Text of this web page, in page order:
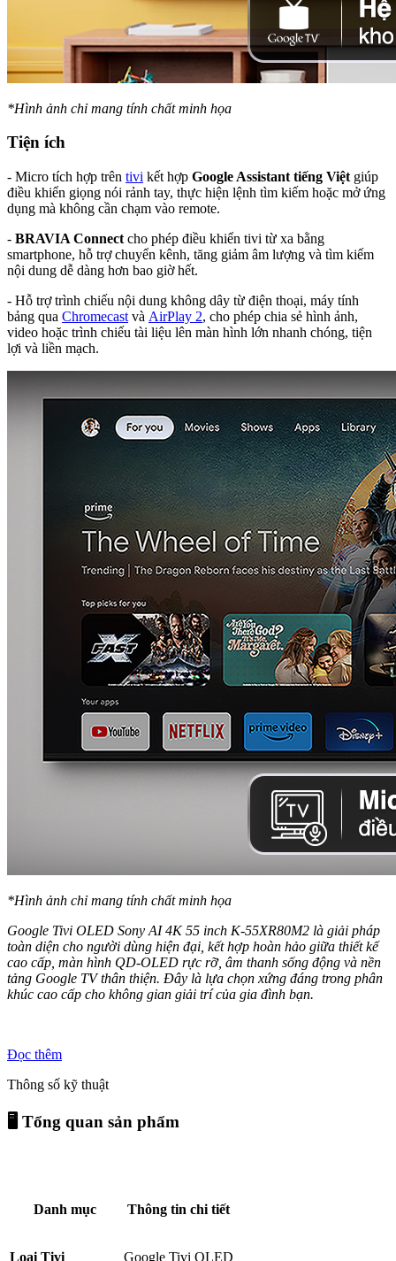
*Hình ảnh chỉ mang tính chất minh họa
Tiện ích
- Micro tích hợp trên tivi kết hợp Google Assistant tiếng Việt giúp
điều khiển giọng nói rảnh tay, thực hiện lệnh tìm kiếm hoặc mở ứng
dụng mà không cần chạm vào remote.
- BRAVIA Connect cho phép điều khiển tivi từ xa bằng
smartphone, hỗ trợ chuyển kênh, tăng giảm âm lượng và tìm kiếm
nội dung dễ dàng hơn bao giờ hết.
- Hỗ trợ trình chiếu nội dung không dây từ điện thoại, máy tính
bảng qua Chromecast và AirPlay 2, cho phép chia sẻ hình ảnh,
video hoặc trình chiếu tài liệu lên màn hình lớn nhanh chóng, tiện
lợi và liền mạch.
*Hình ảnh chỉ mang tính chất minh họa
Google Tivi OLED Sony AI 4K 55 inch K-55XR80M2 là giải pháp
toàn diện cho người dùng hiện đại, kết hợp hoàn hảo giữa thiết kế
cao cấp, màn hình QD-OLED rực rỡ, âm thanh sống động và nền
tảng Google TV thân thiện. Đây là lựa chọn xứng đáng trong phân
khúc cao cấp cho không gian giải trí của gia đình bạn.
Đọc thêm
Thông số kỹ thuật
🖥️ Tổng quan sản phẩm
Danh mục Thông tin chi tiết
Loại Tivi Google Tivi OLED